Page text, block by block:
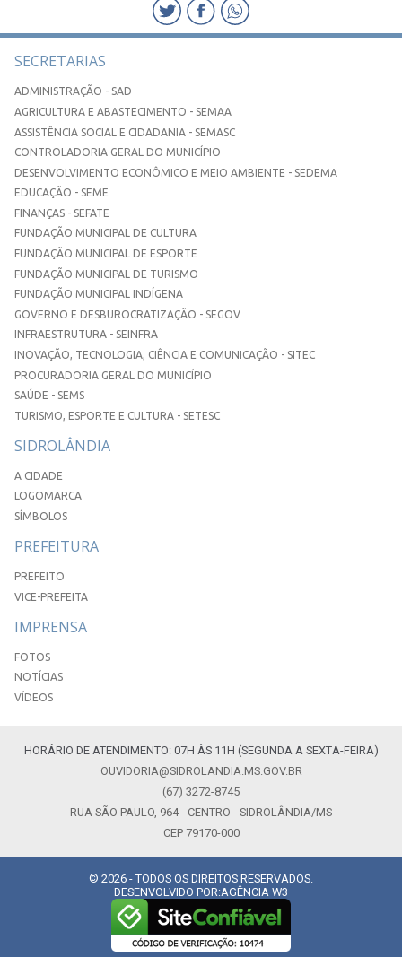
SECRETARIAS
ADMINISTRAÇÃO - SAD
AGRICULTURA E ABASTECIMENTO - SEMAA
ASSISTÊNCIA SOCIAL E CIDADANIA - SEMASC
CONTROLADORIA GERAL DO MUNICÍPIO
DESENVOLVIMENTO ECONÔMICO E MEIO AMBIENTE - SEDEMA
EDUCAÇÃO - SEME
FINANÇAS - SEFATE
FUNDAÇÃO MUNICIPAL DE CULTURA
FUNDAÇÃO MUNICIPAL DE ESPORTE
FUNDAÇÃO MUNICIPAL DE TURISMO
FUNDAÇÃO MUNICIPAL INDÍGENA
GOVERNO E DESBUROCRATIZAÇÃO - SEGOV
INFRAESTRUTURA - SEINFRA
INOVAÇÃO, TECNOLOGIA, CIÊNCIA E COMUNICAÇÃO - SITEC
PROCURADORIA GERAL DO MUNICÍPIO
SAÚDE - SEMS
TURISMO, ESPORTE E CULTURA - SETESC
SIDROLÂNDIA
A CIDADE
LOGOMARCA
SÍMBOLOS
PREFEITURA
PREFEITO
VICE-PREFEITA
IMPRENSA
FOTOS
NOTÍCIAS
VÍDEOS
HORÁRIO DE ATENDIMENTO: 07H ÀS 11H (SEGUNDA A SEXTA-FEIRA)
OUVIDORIA@SIDROLANDIA.MS.GOV.BR
(67) 3272-8745
RUA SÃO PAULO, 964 - CENTRO - SIDROLÂNDIA/MS
CEP 79170-000
© 2026 - TODOS OS DIREITOS RESERVADOS.
DESENVOLVIDO POR:AGÊNCIA W3